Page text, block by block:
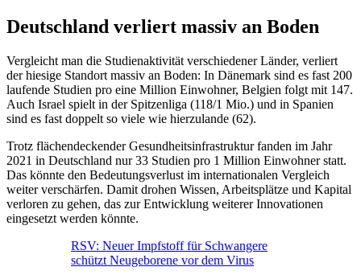
Deutschland verliert massiv an Boden
Vergleicht man die Studienaktivität verschiedener Länder, verliert
der hiesige Standort massiv an Boden: In Dänemark sind es fast 200
laufende Studien pro eine Million Einwohner, Belgien folgt mit 147.
Auch Israel spielt in der Spitzenliga (118/1 Mio.) und in Spanien
sind es fast doppelt so viele wie hierzulande (62).
Trotz flächendeckender Gesundheitsinfrastruktur fanden im Jahr
2021 in Deutschland nur 33 Studien pro 1 Million Einwohner statt.
Das könnte den Bedeutungsverlust im internationalen Vergleich
weiter verschärfen. Damit drohen Wissen, Arbeitsplätze und Kapital
verloren zu gehen, das zur Entwicklung weiterer Innovationen
eingesetzt werden könnte.
RSV: Neuer Impfstoff für Schwangere
schützt Neugeborene vor dem Virus